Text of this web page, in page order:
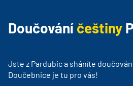
Doučování češtiny
Jste z Pardubic a sháníte
Doučebnice je tu pro vás!